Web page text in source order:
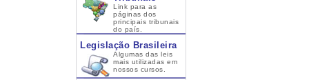
Link para as
páginas dos
principais tribunais
do país.
Legislação Brasileira
Algumas das leis
mais utilizadas em
nossos cursos.